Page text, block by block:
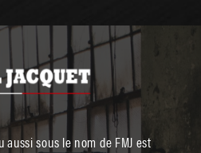
sous le nom de FMJ est